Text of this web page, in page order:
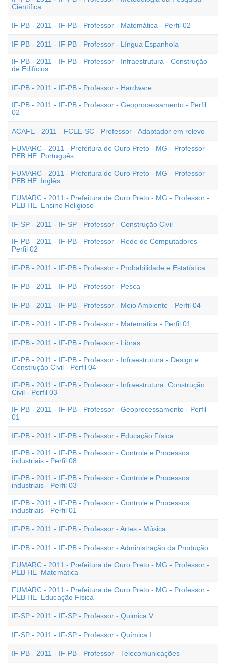
Científica
IF-PB - 2011 - IF-PB - Professor - Matemática - Perfil 02
IF-PB - 2011 - IF-PB - Professor - Língua Espanhola
IF-PB - 2011 - IF-PB - Professor - Infraestrutura - Construção
de Edifícios
IF-PB - 2011 - IF-PB - Professor - Hardware
IF-PB - 2011 - IF-PB - Professor - Geoprocessamento - Perfil
02
ACAFE - 2011 - FCEE-SC - Professor - Adaptador em relevo
FUMARC - 2011 - Prefeitura de Ouro Preto - MG - Professor -
PEB HE  Português
FUMARC - 2011 - Prefeitura de Ouro Preto - MG - Professor -
PEB HE  Inglês
FUMARC - 2011 - Prefeitura de Ouro Preto - MG - Professor -
PEB HE  Ensino Religioso
IF-SP - 2011 - IF-SP - Professor - Construção Civil
IF-PB - 2011 - IF-PB - Professor - Rede de Computadores -
Perfil 02
IF-PB - 2011 - IF-PB - Professor - Probabilidade e Estatística
IF-PB - 2011 - IF-PB - Professor - Pesca
IF-PB - 2011 - IF-PB - Professor - Meio Ambiente - Perfil 04
IF-PB - 2011 - IF-PB - Professor - Matemática - Perfil 01
IF-PB - 2011 - IF-PB - Professor - Libras
IF-PB - 2011 - IF-PB - Professor - Infraestrutura - Design e
Construção Civil - Perfil 04
IF-PB - 2011 - IF-PB - Professor - Infraestrutura  Construção
Civil - Perfil 03
IF-PB - 2011 - IF-PB - Professor - Geoprocessamento - Perfil
01
IF-PB - 2011 - IF-PB - Professor - Educação Física
IF-PB - 2011 - IF-PB - Professor - Controle e Processos
industriais - Perfil 08
IF-PB - 2011 - IF-PB - Professor - Controle e Processos
industriais - Perfil 03
IF-PB - 2011 - IF-PB - Professor - Controle e Processos
industriais - Perfil 01
IF-PB - 2011 - IF-PB - Professor - Artes - Música
IF-PB - 2011 - IF-PB - Professor - Administração da Produção
FUMARC - 2011 - Prefeitura de Ouro Preto - MG - Professor -
PEB HE  Matemática
FUMARC - 2011 - Prefeitura de Ouro Preto - MG - Professor -
PEB HE  Educação Física
IF-SP - 2011 - IF-SP - Professor - Quimica V
IF-SP - 2011 - IF-SP - Professor - Química I
IF-PB - 2011 - IF-PB - Professor - Telecomunicações